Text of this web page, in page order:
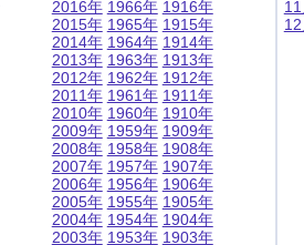
2016年
2015年
2014年
2013年
2012年
2011年
2010年
2009年
2008年
2007年
2006年
2005年
2004年
2003年
1966年
1965年
1964年
1963年
1962年
1961年
1960年
1959年
1958年
1957年
1956年
1955年
1954年
1953年
1916年
1915年
1914年
1913年
1912年
1911年
1910年
1909年
1908年
1907年
1906年
1905年
1904年
1903年